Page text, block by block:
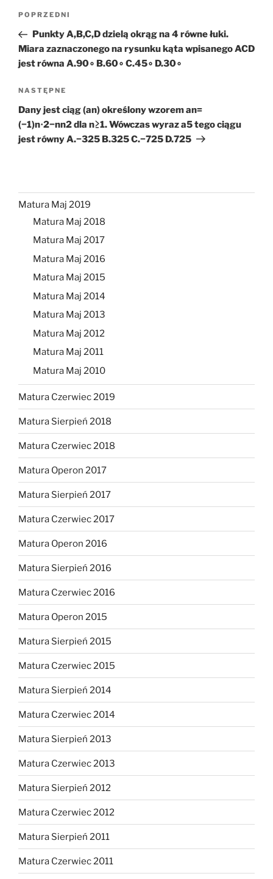
Nawigacja
Poprzedni
wpis
POPRZEDNI
Punkty A,B,C,D dzielą okrąg na 4 równe łuki.
Miara zaznaczonego na rysunku kąta wpisanego ACD
jest równa A.90∘ B.60∘ C.45∘ D.30∘
Następny
wpis
NASTĘPNE
Dany jest ciąg (an) określony wzorem an=
(−1)n⋅2−nn2 dla n≥1. Wówczas wyraz a5 tego ciągu
jest równy A.−325 B.325 C.−725 D.725
Matura Maj 2019
Matura Maj 2018
Matura Maj 2017
Matura Maj 2016
Matura Maj 2015
Matura Maj 2014
Matura Maj 2013
Matura Maj 2012
Matura Maj 2011
Matura Maj 2010
Matura Czerwiec 2019
Matura Sierpień 2018
Matura Czerwiec 2018
Matura Operon 2017
Matura Sierpień 2017
Matura Czerwiec 2017
Matura Operon 2016
Matura Sierpień 2016
Matura Czerwiec 2016
Matura Operon 2015
Matura Sierpień 2015
Matura Czerwiec 2015
Matura Sierpień 2014
Matura Czerwiec 2014
Matura Sierpień 2013
Matura Czerwiec 2013
Matura Sierpień 2012
Matura Czerwiec 2012
Matura Sierpień 2011
Matura Czerwiec 2011